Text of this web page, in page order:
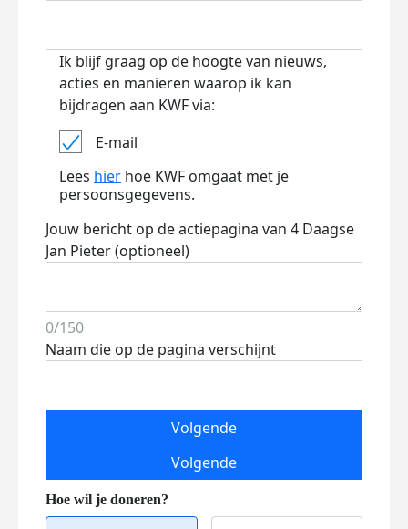
Ik blijf graag op de hoogte van nieuws,
acties en manieren waarop ik kan
bijdragen aan KWF via:
E-mail
Lees hier hoe KWF omgaat met je
persoonsgegevens.
Jouw bericht op de actiepagina van 4 Daagse
Jan Pieter (optioneel)
0/150
Naam die op de pagina verschijnt
Volgende
Volgende